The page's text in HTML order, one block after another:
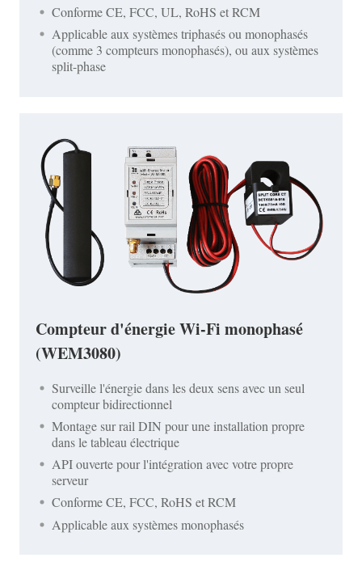
Conforme CE, FCC, UL, RoHS et RCM
Applicable aux systèmes triphasés ou monophasés
(comme 3 compteurs monophasés), ou aux systèmes
split-phase
Compteur d'énergie Wi-Fi monophasé
(WEM3080)
Surveille l'énergie dans les deux sens avec un seul
compteur bidirectionnel
Montage sur rail DIN pour une installation propre
dans le tableau électrique
API ouverte pour l'intégration avec votre propre
serveur
Conforme CE, FCC, RoHS et RCM
Applicable aux systèmes monophasés